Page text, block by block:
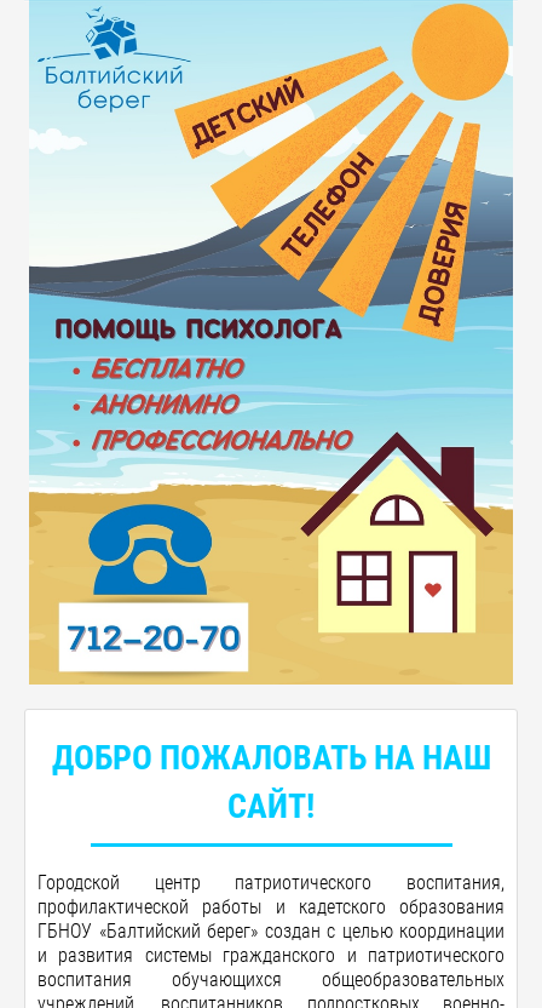
ДОБРО ПОЖАЛОВАТЬ НА НАШ
САЙТ!
Городской центр патриотического воспитания,
профилактической работы и кадетского образования
ГБНОУ «Балтийский берег» создан с целью координации
и развития системы гражданского и патриотического
воспитания обучающихся общеобразовательных